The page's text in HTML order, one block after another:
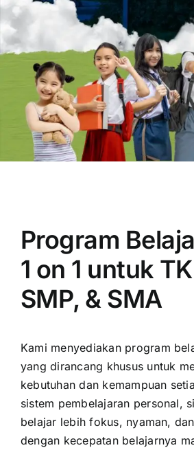
OUR PROGRAM
REGISTRATION
Program
1 on 1 untuk
SMP, & SMA
Kami menyediakan program
yang dirancang khusus untuk
kebutuhan dan kemampuan
sistem pembelajaran personal,
belajar lebih fokus, nyaman,
dengan kecepatan belajarnya